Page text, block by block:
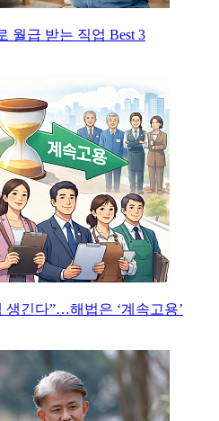
월급 받는 직업 Best 3
생긴다”…해법은 ‘계속고용’